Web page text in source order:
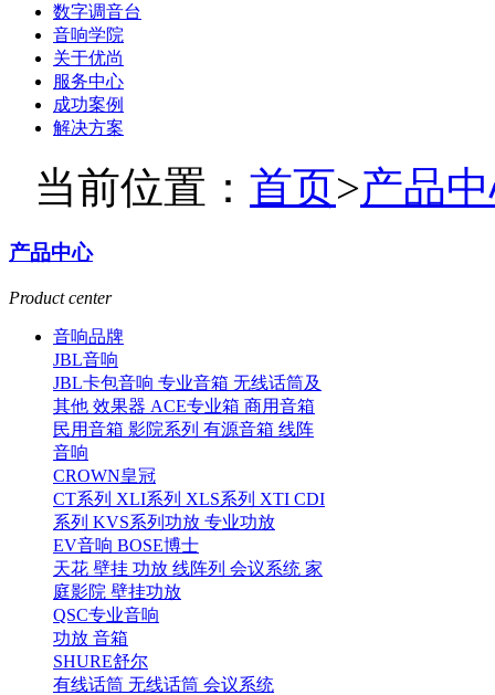
数字调音台
音响学院
关于优尚
服务中心
成功案例
解决方案
当前位置： 首页>产品
产品中心
Product center
音响品牌
JBL音响
JBL卡包音响 专业音箱 无线话筒及
其他 效果器 ACE专业箱 商用音箱
民用音箱 影院系列 有源音箱 线阵
音响
CROWN皇冠
CT系列 XLI系列 XLS系列 XTI CDI
系列 KVS系列功放 专业功放
EV音响 BOSE博士
天花 壁挂 功放 线阵列 会议系统 家
庭影院 壁挂功放
QSC专业音响
功放 音箱
SHURE舒尔
有线话筒 无线话筒 会议系统